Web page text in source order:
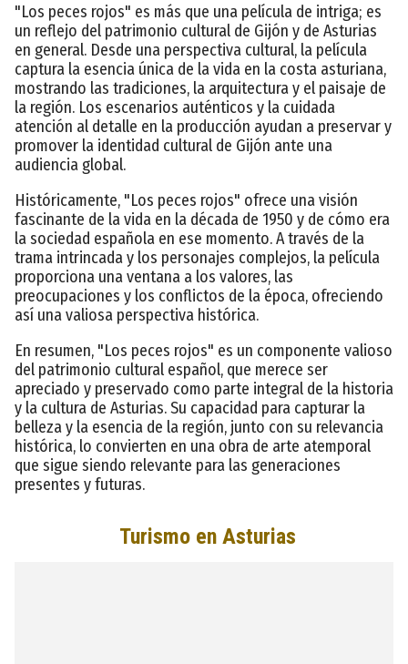
"Los peces rojos" es más que una película de intriga; es
un reflejo del patrimonio cultural de Gijón y de Asturias
en general. Desde una perspectiva cultural, la película
captura la esencia única de la vida en la costa asturiana,
mostrando las tradiciones, la arquitectura y el paisaje de
la región. Los escenarios auténticos y la cuidada
atención al detalle en la producción ayudan a preservar y
promover la identidad cultural de Gijón ante una
audiencia global.
Históricamente, "Los peces rojos" ofrece una visión
fascinante de la vida en la década de 1950 y de cómo era
la sociedad española en ese momento. A través de la
trama intrincada y los personajes complejos, la película
proporciona una ventana a los valores, las
preocupaciones y los conflictos de la época, ofreciendo
así una valiosa perspectiva histórica.
En resumen, "Los peces rojos" es un componente valioso
del patrimonio cultural español, que merece ser
apreciado y preservado como parte integral de la historia
y la cultura de Asturias. Su capacidad para capturar la
belleza y la esencia de la región, junto con su relevancia
histórica, lo convierten en una obra de arte atemporal
que sigue siendo relevante para las generaciones
presentes y futuras.